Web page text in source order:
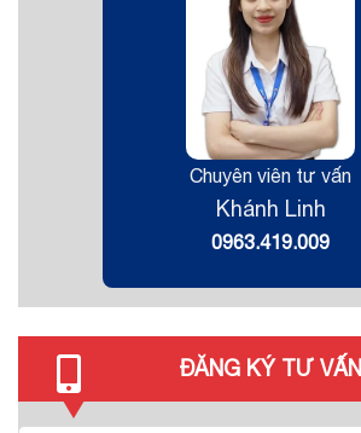
Chuyên viên tư vấn
Khánh Linh
0963.419.009
ĐĂNG KÝ TƯ VẤN